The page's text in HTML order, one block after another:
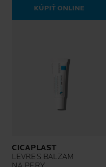
KÚPIŤ ONLINE
CICAPLAST
LEVRES BALZAM